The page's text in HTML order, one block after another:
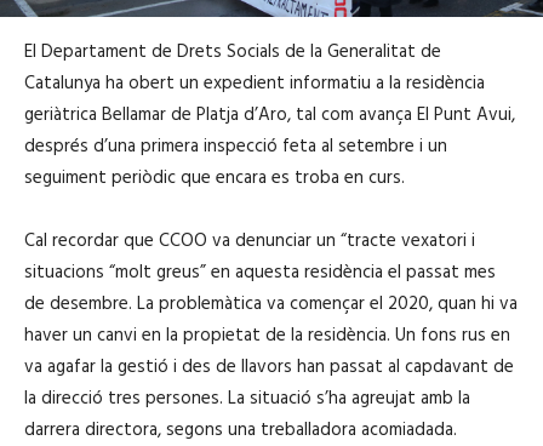
El Departament de Drets Socials de la Generalitat de
Catalunya ha obert un expedient informatiu a la residència
geriàtrica Bellamar de Platja d’Aro, tal com avança El Punt Avui,
després d’una primera inspecció feta al setembre i un
seguiment periòdic que encara es troba en curs.
Cal recordar que CCOO va denunciar un “tracte vexatori i
situacions “molt greus” en aquesta residència el passat mes
de desembre. La problemàtica va començar el 2020, quan hi va
haver un canvi en la propietat de la residència. Un fons rus en
va agafar la gestió i des de llavors han passat al capdavant de
la direcció tres persones. La situació s’ha agreujat amb la
darrera directora, segons una treballadora acomiadada.